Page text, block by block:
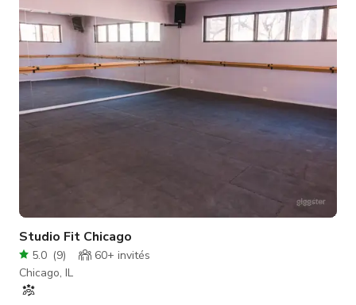
au jeudi, minimum 4 heures du vendredi au dimanche Séances
photo & productions : minimum 2 heures du lundi au jeudi,
minimum 4 heures du vendre
Studio Fit Chicago
5.0 (9) 60+ invités
Chicago, IL